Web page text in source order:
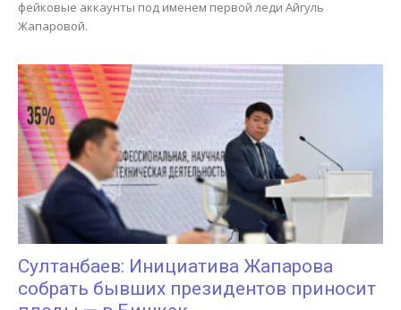
фейковые аккаунты под именем первой леди Айгуль
Жапаровой.
Султанбаев: Инициатива Жапарова
собрать бывших президентов приносит